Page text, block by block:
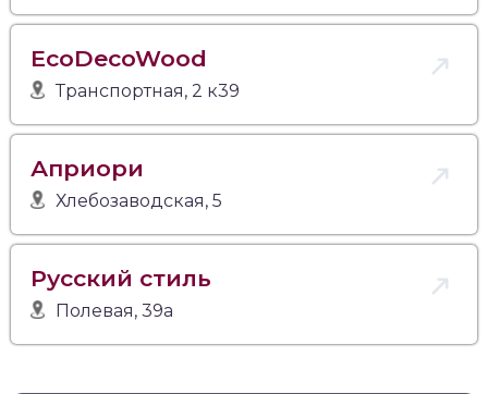
EcoDecoWood
Транспортная, 2 к39
Априори
Хлебозаводская, 5
Русский стиль
Полевая, 39а